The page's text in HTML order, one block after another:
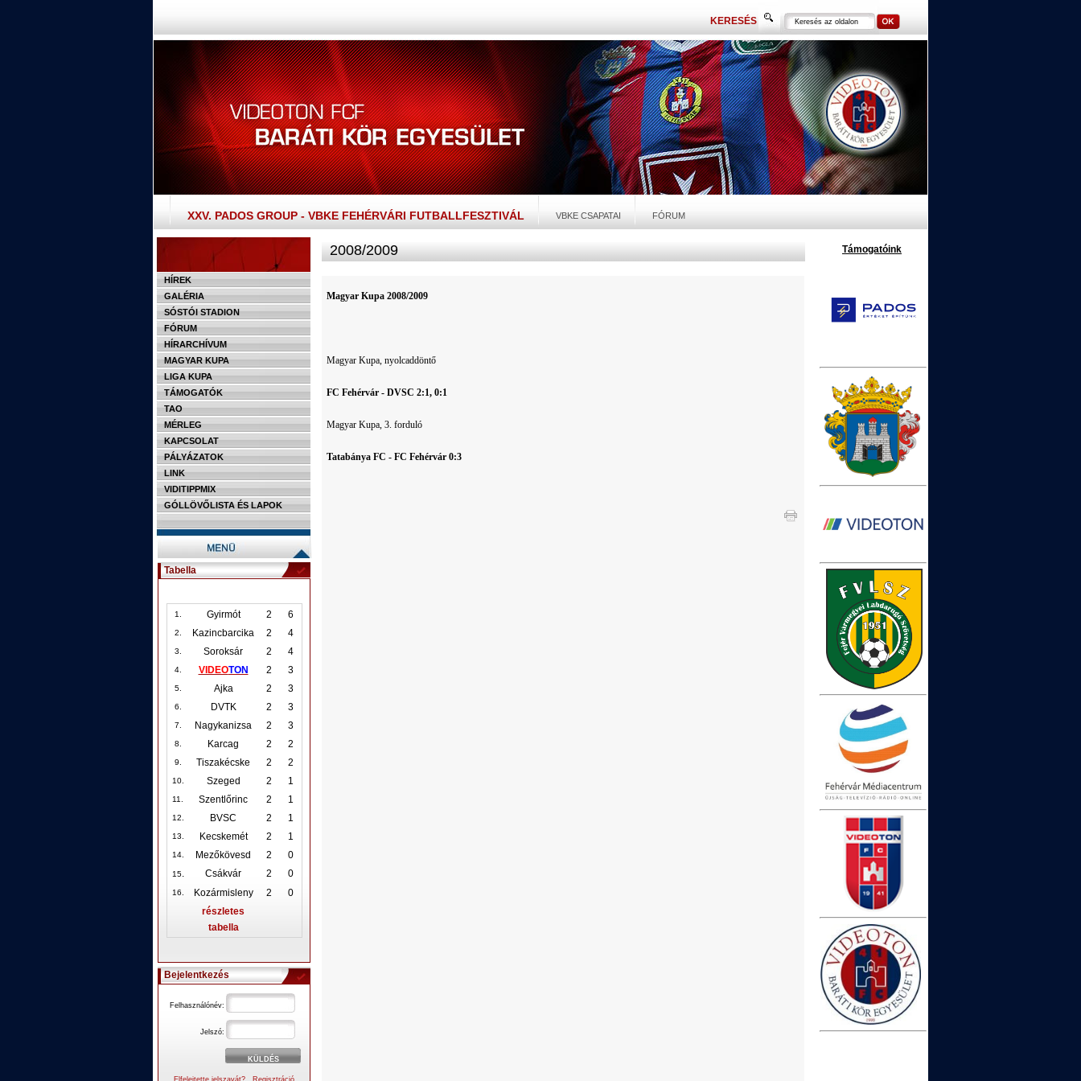
KERESÉS
XXV. PADOS GROUP - VBKE FEHÉRVÁRI FUTBALLFESZTIVÁL VBKE CSAPATAI FÓRUM
HÍREK
GALÉRIA
SÓSTÓI STADION
FÓRUM
HÍRARCHÍVUM
MAGYAR KUPA
LIGA KUPA
TÁMOGATÓK
TAO
MÉRLEG
KAPCSOLAT
PÁLYÁZATOK
LINK
VIDITIPPMIX
GÓLLÖVŐLISTA ÉS LAPOK
Tabella
1. Gyirmót 2 6
2. Kazincbarcika 2 4
3. Soroksár 2 4
4. VIDEOTON 2 3
5. Ajka 2 3
6. DVTK 2 3
7. Nagykanizsa 2 3
8. Karcag 2 2
9. Tiszakécske 2 2
10. Szeged 2 1
11. Szentlőrinc 2 1
12. BVSC 2 1
13. Kecskemét 2 1
14. Mezőkövesd 2 0
15. Csákvár 2 0
16. Kozármisleny 2
0
részletes
tabella
Bejelentkezés
Felhasználónév:
Jelszó:
Elfelejtette jelszavát? Regisztráció
2008/2009
Magyar Kupa 2008/2009
Magyar Kupa, nyolcaddöntő
FC Fehérvár - DVSC 2:1, 0:1
Magyar Kupa, 3. forduló
Tatabánya FC - FC Fehérvár 0:3
Támogatóink